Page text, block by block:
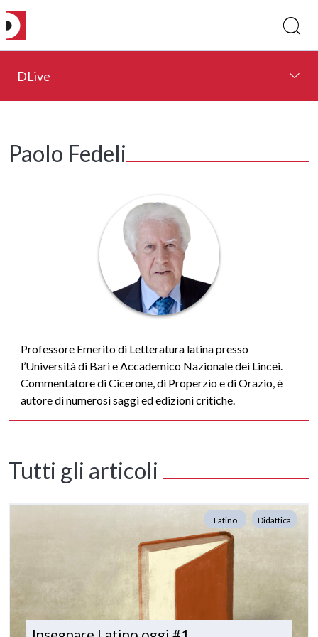
DLive
Paolo Fedeli
Professore Emerito di Letteratura latina presso
l’Università di Bari e Accademico Nazionale dei Lincei.
Commentatore di Cicerone, di Properzio e di Orazio, è
autore di numerosi saggi ed edizioni critiche.
Tutti gli articoli
Latino Didattica